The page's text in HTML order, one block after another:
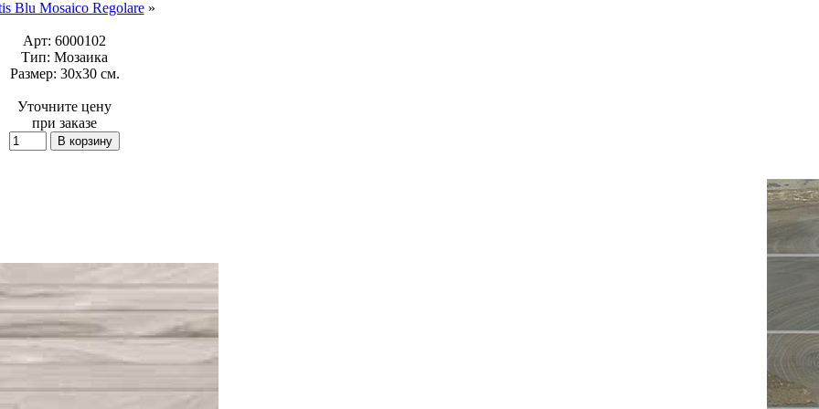
Blu Mosaico Regolare»
Арт: 6000102
Тип: Мозаика
Размер: 30x30 см.
Уточните цену
при заказе